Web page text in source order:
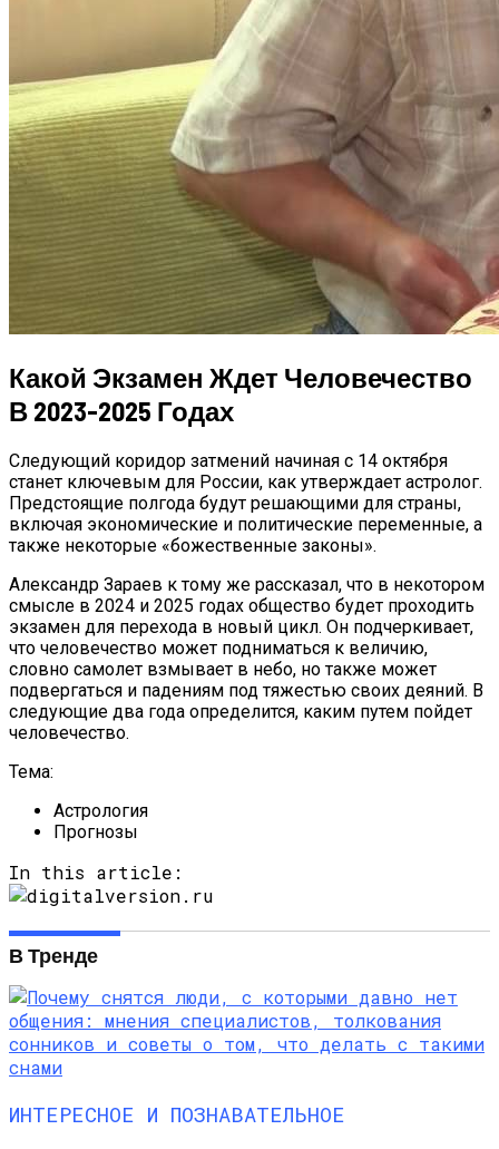
Какой Экзамен Ждет Человечество
В 2023-2025 Годах
Следующий коридор затмений начиная с 14 октября
станет ключевым для России, как утверждает астролог.
Предстоящие полгода будут решающими для страны,
включая экономические и политические переменные, а
также некоторые «божественные законы».
Александр Зараев к тому же рассказал, что в некотором
смысле в 2024 и 2025 годах общество будет проходить
экзамен для перехода в новый цикл. Он подчеркивает,
что человечество может подниматься к величию,
словно самолет взмывает в небо, но также может
подвергаться и падениям под тяжестью своих деяний. В
следующие два года определится, каким путем пойдет
человечество.
Тема:
Астрология
Прогнозы
In this article:
В Тренде
ИНТЕРЕСНОЕ И ПОЗНАВАТЕЛЬНОЕ